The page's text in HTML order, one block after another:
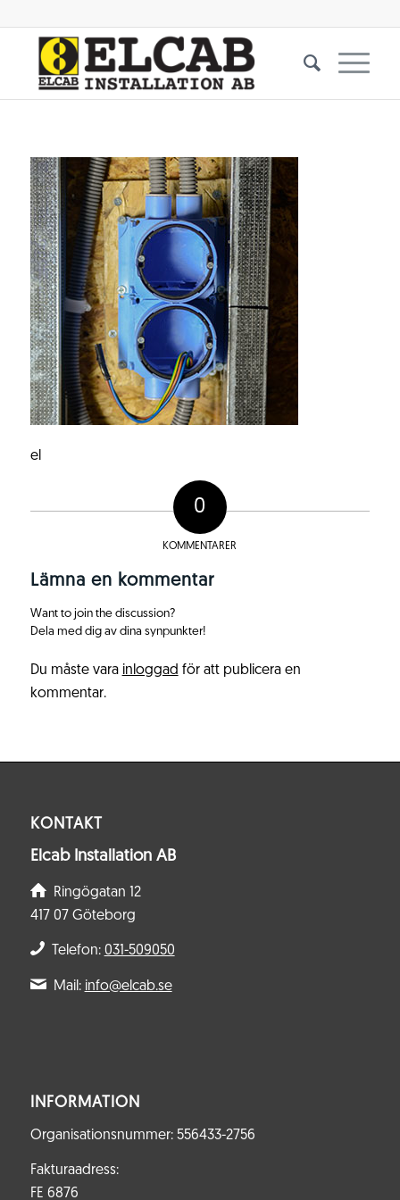
el
0
KOMMENTARER
Lämna en kommentar
Want to join the discussion?
Dela med dig av dina synpunkter!
Du måste vara inloggad för att publicera en
kommentar.
KONTAKT
Elcab Installation AB
Ringögatan 12
417 07 Göteborg
Telefon: 031-509050
Mail: info@elcab.se
INFORMATION
Organisationsnummer: 556433-2756
Fakturaadress:
FE 6876